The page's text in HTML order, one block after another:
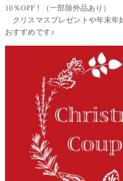
10％OFF！（一部除外品あり）
クリスマスプレゼントや年末年
おすすめです♪